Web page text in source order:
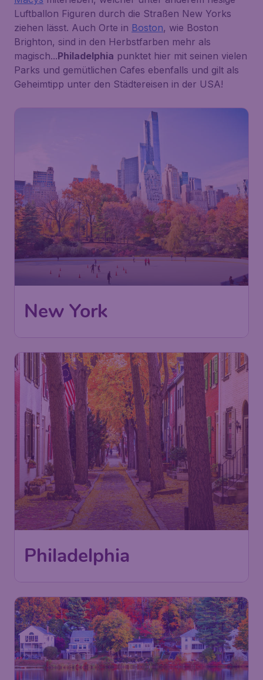
Luftballon Figuren durch die Straßen New Yorks
ziehen lässt. Auch Orte in Boston, wie Boston
Brighton, sind in den Herbstfarben mehr als
magisch...Philadelphia punktet hier mit seinen vielen
Parks und gemütlichen Cafes ebenfalls und gilt als
Geheimtipp unter den Städtereisen in der USA!
New York €
383
ab
Flughafen Frankfurt
Flughafen John F. Kennedy
10 Okt.
Philadelphia